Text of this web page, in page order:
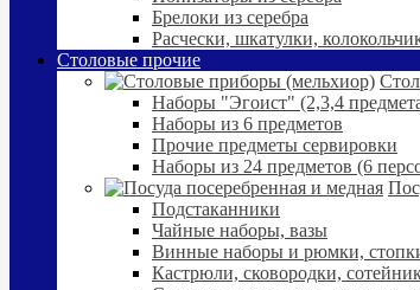
Брелоки из серебра
Расчески, шкатулки,
Столовые прочие
Наборы "Эгоист" (2,3,4
Наборы из 6 предметов
Прочие предметы сервировки
Наборы из 24 предметов (6
Подстаканники
Чайные наборы, вазы
Винные наборы и рюмки,
Кастрюли, сковородки,